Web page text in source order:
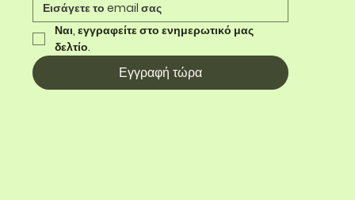
Ναι, εγγραφείτε στο ενημερωτικό μας
δελτίο.
Εγγραφή τώρα